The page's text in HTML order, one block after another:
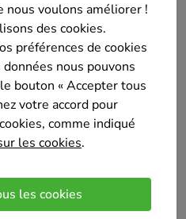
voulons améliorer !
des cookies.
préférences de cookies
nous pouvons
bouton « Accepter tous
votre accord pour
comme indiqué
les cookies.
les cookies
générale de
3 parties (construction,
2 patrons avec une